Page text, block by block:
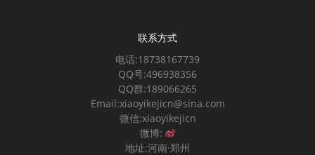
联系方式
电话:18738167739
QQ号:496938356
QQ群:189066265
Email:xiaoyikejicn@sina.com
微信:xiaoyikejicn
微博:
地址:河南·郑州